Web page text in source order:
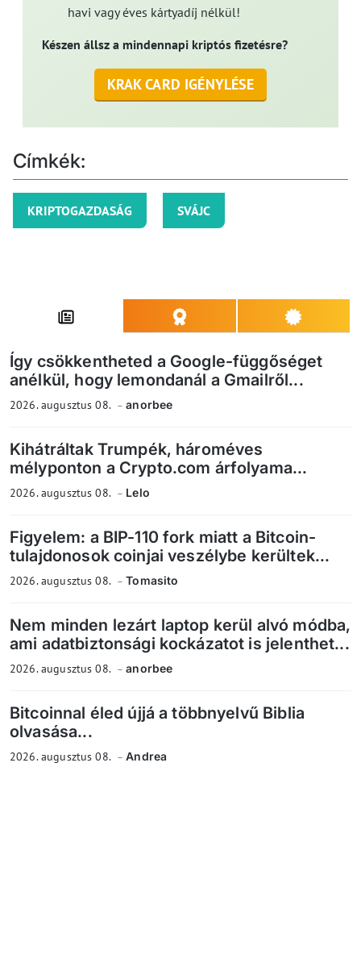
havi vagy éves kártyadíj nélkül!
Készen állsz a mindennapi kriptós fizetésre?
KRAK CARD IGÉNYLÉSE
Címkék:
KRIPTOGAZDASÁG SVÁJC
Így csökkentheted a Google-függőséget
anélkül, hogy lemondanál a Gmailről...
2026. augusztus 08. anorbee
Kihátráltak Trumpék, hároméves
mélyponton a Crypto.com árfolyama...
2026. augusztus 08. Lelo
Figyelem: a BIP-110 fork miatt a Bitcoin-
tulajdonosok coinjai veszélybe kerültek...
2026. augusztus 08. Tomasito
Nem minden lezárt laptop kerül alvó módba,
ami adatbiztonsági kockázatot is jelenthet...
2026. augusztus 08. anorbee
Bitcoinnal éled újjá a többnyelvű Biblia
olvasása...
2026. augusztus 08. Andrea